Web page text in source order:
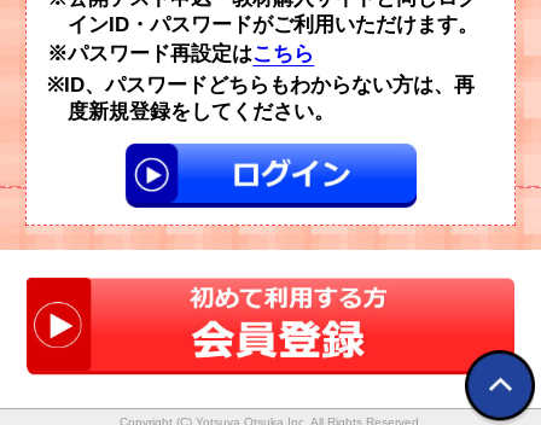
インID・パスワードがご利用いただけます。
パスワード再設定はこちら
ID、パスワードどちらもわからない方は、再
度新規登録をしてください。
Copyright (C) Yotsuya Otsuka Inc. All Rights Reserved.